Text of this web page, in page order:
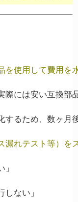
使用して費用を
には安い互換部
るため、数ヶ月
れテスト等）を
ない」